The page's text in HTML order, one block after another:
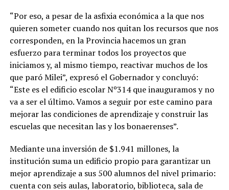
“Por eso, a pesar de la asfixia económica a la que nos
quieren someter cuando nos quitan los recursos que nos
corresponden, en la Provincia hacemos un gran
esfuerzo para terminar todos los proyectos que
iniciamos y, al mismo tiempo, reactivar muchos de los
que paró Milei”, expresó el Gobernador y concluyó:
“Este es el edificio escolar Nº314 que inauguramos y no
va a ser el último. Vamos a seguir por este camino para
mejorar las condiciones de aprendizaje y construir las
escuelas que necesitan las y los bonaerenses”.
Mediante una inversión de $1.941 millones, la
institución suma un edificio propio para garantizar un
mejor aprendizaje a sus 500 alumnos del nivel primario:
cuenta con seis aulas, laboratorio, biblioteca, sala de